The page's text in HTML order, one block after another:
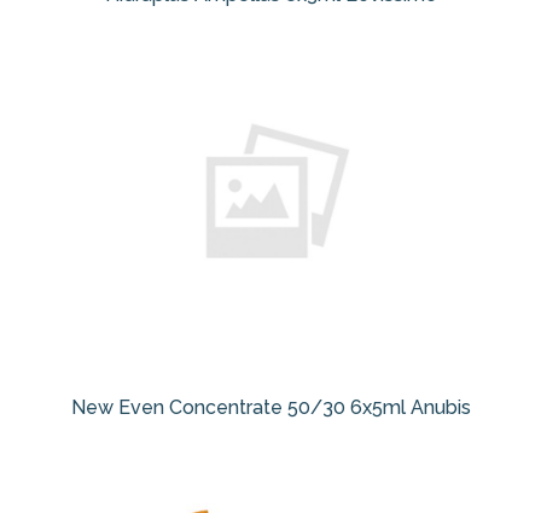
New Even Concentrate 50/30 6x5ml Anubis